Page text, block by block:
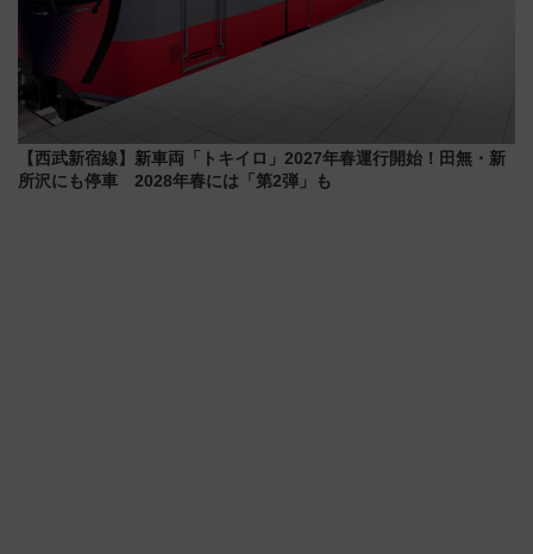
【西武新宿線】新車両「トキイロ」2027年春運行開始！田無・新
所沢にも停車 2028年春には「第2弾」も